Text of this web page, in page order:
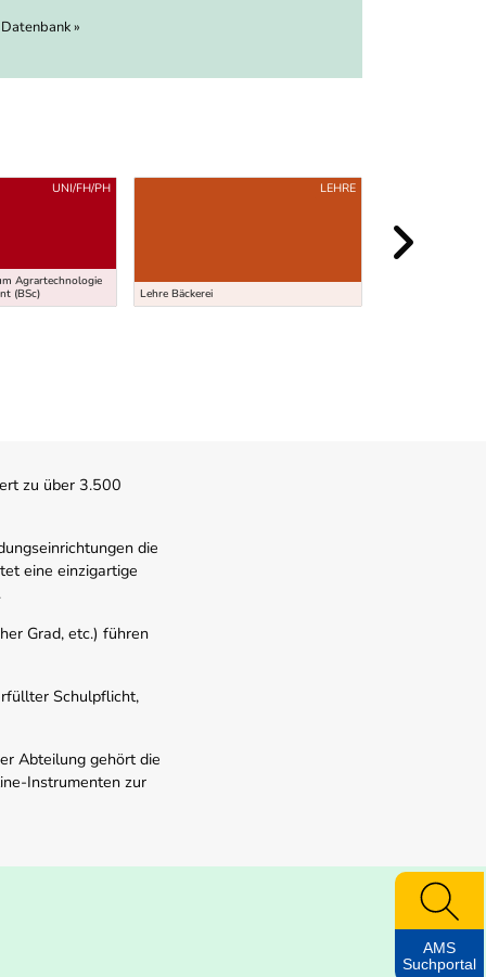
»
Agrartechnologie
(BSc)
UNI/FH/PH
Lehre Bäckerei
LEHRE
zu über 3.500
die
eine einzigartige
Grad, etc.) führen
Schulpflicht,
Abteilung gehört die
Instrumenten zur
AMS
Suchportal